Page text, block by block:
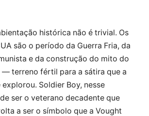
histórica não é trivial. Os
são o período da Guerra Fria, da
e da construção do mito do
— terreno fértil para a sátira que a
Soldier Boy, nesse
ser o veterano decadente que
a ser o símbolo que a Vought